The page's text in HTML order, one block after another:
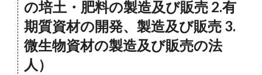
の培土・肥料の製造及び販売 2.有
期質資材の開発、製造及び販売 3.
微生物資材の製造及び販売の法
人）